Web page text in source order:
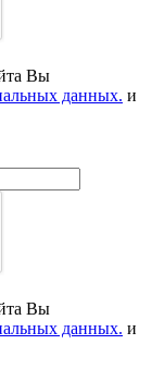
Вы
данных. и
Вы
данных. и